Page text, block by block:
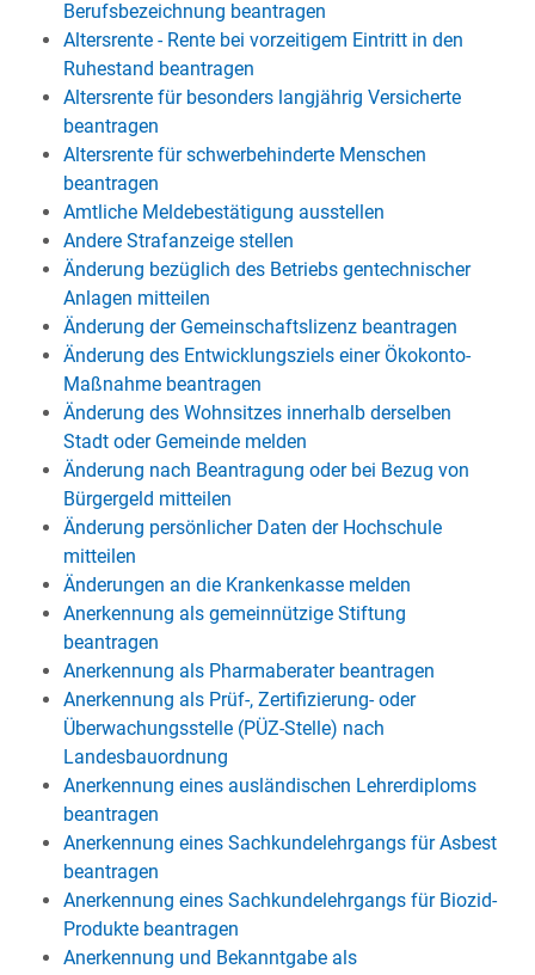
Berufsbezeichnung beantragen
Altersrente - Rente bei vorzeitigem Eintritt in den
Ruhestand beantragen
Altersrente für besonders langjährig Versicherte
beantragen
Altersrente für schwerbehinderte Menschen
beantragen
Amtliche Meldebestätigung ausstellen
Andere Strafanzeige stellen
Änderung bezüglich des Betriebs gentechnischer
Anlagen mitteilen
Änderung der Gemeinschaftslizenz beantragen
Änderung des Entwicklungsziels einer Ökokonto-
Maßnahme beantragen
Änderung des Wohnsitzes innerhalb derselben
Stadt oder Gemeinde melden
Änderung nach Beantragung oder bei Bezug von
Bürgergeld mitteilen
Änderung persönlicher Daten der Hochschule
mitteilen
Änderungen an die Krankenkasse melden
Anerkennung als gemeinnützige Stiftung
beantragen
Anerkennung als Pharmaberater beantragen
Anerkennung als Prüf-, Zertifizierung- oder
Überwachungsstelle (PÜZ-Stelle) nach
Landesbauordnung
Anerkennung eines ausländischen Lehrerdiploms
beantragen
Anerkennung eines Sachkundelehrgangs für Asbest
beantragen
Anerkennung eines Sachkundelehrgangs für Biozid-
Produkte beantragen
Anerkennung und Bekanntgabe als